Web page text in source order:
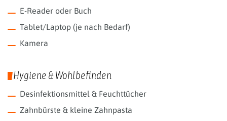
E-Reader oder Buch
Tablet/Laptop (je nach Bedarf)
Kamera
Hygiene & Wohlbefinden
Desinfektionsmittel & Feuchttücher
Zahnbürste & kleine Zahnpasta